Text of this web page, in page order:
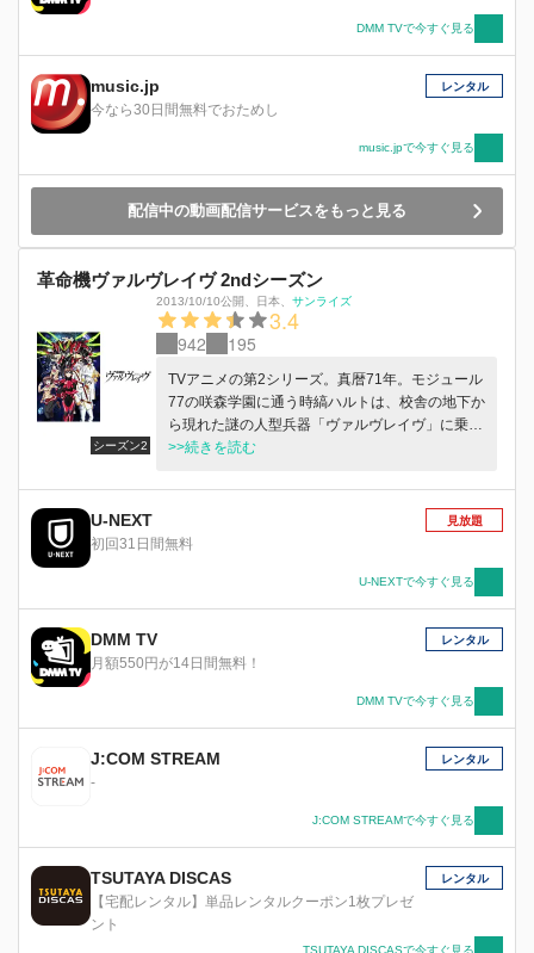
DMM TVで今すぐ見る
music.jp
今なら30日間無料でおためし
レンタル
music.jpで今すぐ見る
配信中の動画配信サービスをもっと見る
革命機ヴァルヴレイヴ 2ndシーズン
シーズン2
2013/10/10公開 日本 サンライズ
3.4
942 195
TVアニメの第2シリーズ。真暦71年。モジュール
77の咲森学園に通う時縞ハルトは、校舎の地下か
ら現れた謎の人型兵器「ヴァルヴレイヴ」に乗り
込み、ジオールに一方的な奇襲をかけたドルシア
は争いごとを嫌っていたハルトだったが、ドルシ
ア軍エージェント・エルエルフと出会い、それぞ
れの想いのためにヴァルヴレイヴに乗り込んだ仲
残りをかけた戦いを繰り広げていく。世界の裏側
と対峙する時、ハルトとエルエルフの革命が始ま
>>続きを読む
U-NEXT
初回31日間無料
見放題
U-NEXTで今すぐ見る
DMM TV
月額550円が14日間無料！
レンタル
DMM TVで今すぐ見る
J:COM STREAM
-
レンタル
J:COM STREAMで今すぐ見る
TSUTAYA DISCAS
【宅配レンタル】単品レンタルクーポン1枚プレゼ
ント
レンタル
TSUTAYA DISCASで今すぐ見る